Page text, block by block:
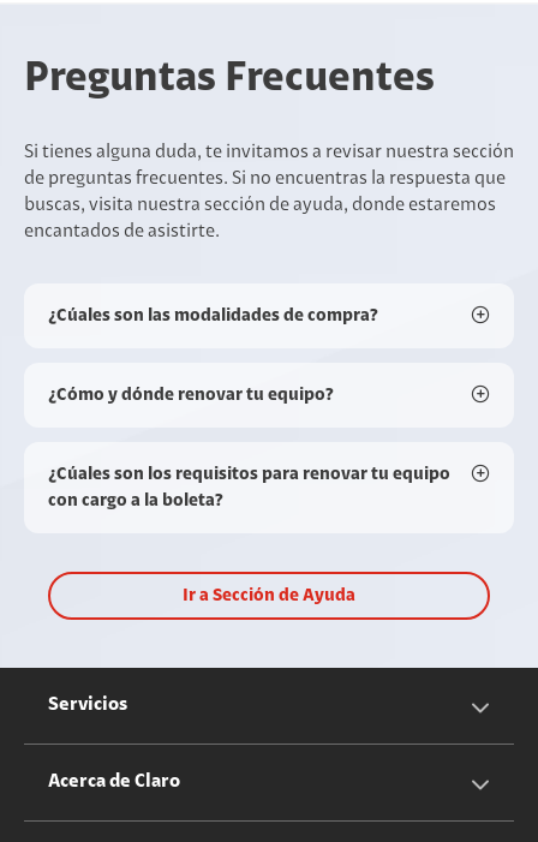
Preguntas Frecuentes
Si tienes alguna duda, te invitamos a revisar nuestra sección
de preguntas frecuentes. Si no encuentras la respuesta que
buscas, visita nuestra sección de ayuda, donde estaremos
encantados de asistirte.
¿Cúales son las modalidades de compra?
¿Cómo y dónde renovar tu equipo?
¿Cúales son los requisitos para renovar tu equipo
con cargo a la boleta?
Ir a Sección de Ayuda
Servicios
Servicios Móviles
Acerca de Claro